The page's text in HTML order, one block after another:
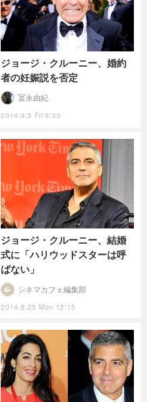
ジョージ・クルーニー、婚約
者の妊娠説を否定
2014.9.5 Fri 9:30
冨永由紀
ジョージ・クルーニー、結婚
式に「ハリウッドスターは呼
ばない」
2014.8.25 Mon 12:15
シネマカフェ編集部